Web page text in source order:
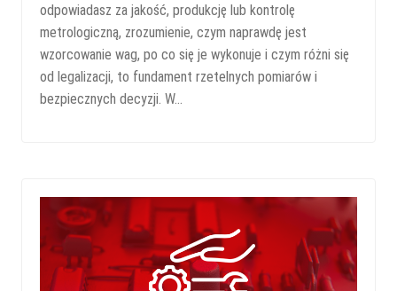
odpowiadasz za jakość, produkcję lub kontrolę
metrologiczną, zrozumienie, czym naprawdę jest
wzorcowanie wag, po co się je wykonuje i czym różni się
od legalizacji, to fundament rzetelnych pomiarów i
bezpiecznych decyzji. W…